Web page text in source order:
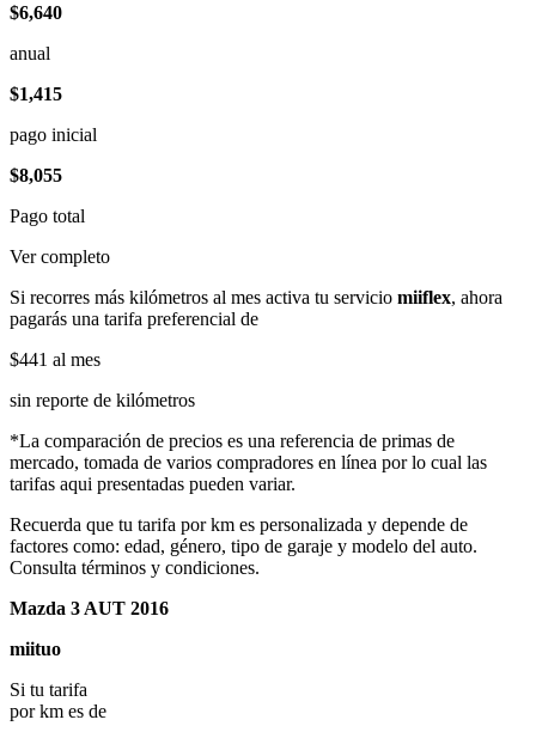
$6,640
anual
$1,415
pago inicial
$8,055
Pago total
Ver completo
Si recorres más kilómetros al mes activa tu servicio miiflex, ahora
pagarás una tarifa preferencial de
$441 al mes
sin reporte de kilómetros
*La comparación de precios es una referencia de primas de
mercado, tomada de varios compradores en línea por lo cual las
tarifas aqui presentadas pueden variar.
Recuerda que tu tarifa por km es personalizada y depende de
factores como: edad, género, tipo de garaje y modelo del auto.
Consulta términos y condiciones.
Mazda 3 AUT 2016
miituo
Si tu tarifa
por km es de